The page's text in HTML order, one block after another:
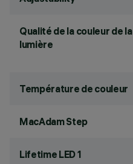
Qualité de la couleur de la
lumière
Température de couleur
MacAdam Step
Lifetime LED 1